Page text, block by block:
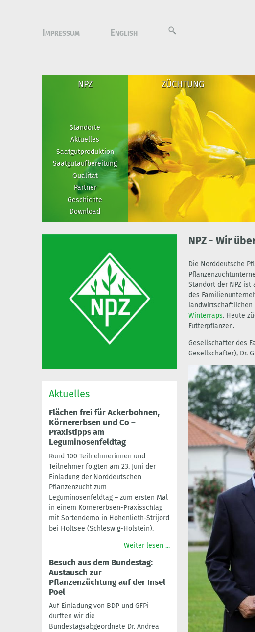
IMPRESSUM ENGLISH
NPZ
Standorte
Aktuelles
Saatgutproduktion
Saatgutaufbereitung
Qualität
Partner
Geschichte
Download
ZÜCHTUNG
Aktuelles
Flächen frei für Ackerbohnen,
Körnererbsen und Co –
Praxistipps am
Leguminosenfeldtag
Rund 100 Teilnehmerinnen und
Teilnehmer folgten am 23. Juni der
Einladung der Norddeutschen
Pflanzenzucht zum
Leguminosenfeldtag – zum ersten Mal
in einem Körnererbsen-Praxisschlag
mit Sortendemo in Hohenlieth-Strijord
bei Holtsee (Schleswig-Holstein).
Weiter lesen ...
Besuch aus dem Bundestag:
Austausch zur
Pflanzenzüchtung auf der Insel
Poel
Auf Einladung von BDP und GFPi
durften wir die
Bundestagsabgeordnete Dr. Andrea
NPZ - Wir
Die Norddeutsche
Standort der NPZ ist
des
landwirtschaftlichen
Winterraps. Heute
Futterpflanzen.
Gesellschafter des
Gesellschafter), Dr.